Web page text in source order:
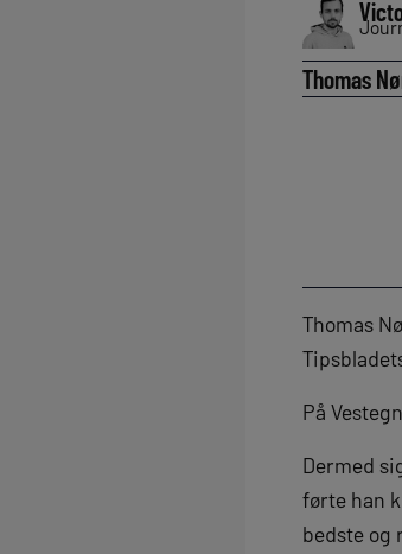
Thomas
Thomas
På
Dermed
førte han
bedste og